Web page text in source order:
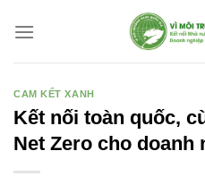
qua
CAM KẾT XANH
Kết nối toàn quốc,
Net Zero cho doanh